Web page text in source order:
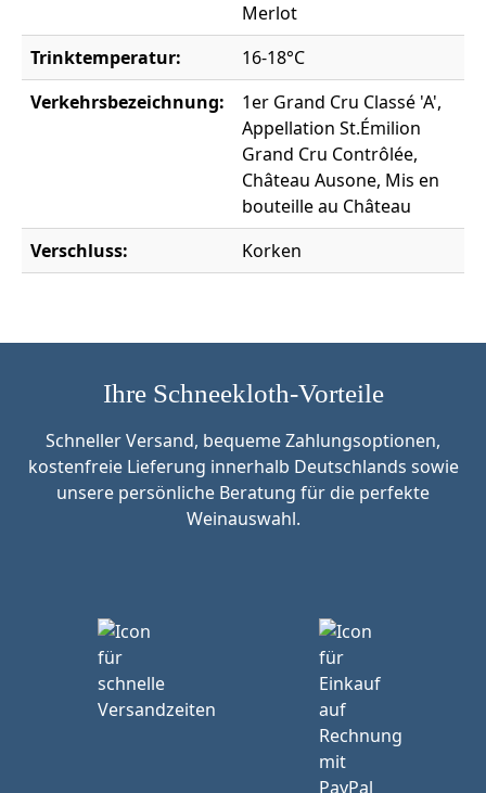
Merlot
Trinktemperatur:
16-18°C
Verkehrsbezeichnung:
1er Grand Cru Classé 'A',
Appellation St.Émilion
Grand Cru Contrôlée,
Château Ausone, Mis en
bouteille au Château
Verschluss:
Korken
Ihre Schneekloth-Vorteile
Schneller Versand, bequeme Zahlungsoptionen,
kostenfreie Lieferung innerhalb Deutschlands sowie
unsere persönliche Beratung für die perfekte
Weinauswahl.